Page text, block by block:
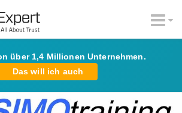
über 1,4 Millionen Unternehmen.
Das will ich auch